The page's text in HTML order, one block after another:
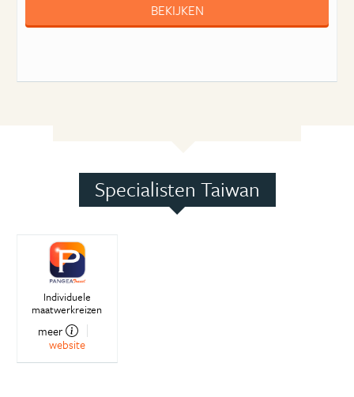
BEKIJKEN
Specialisten Taiwan
Individuele
maatwerkreizen
meer
website